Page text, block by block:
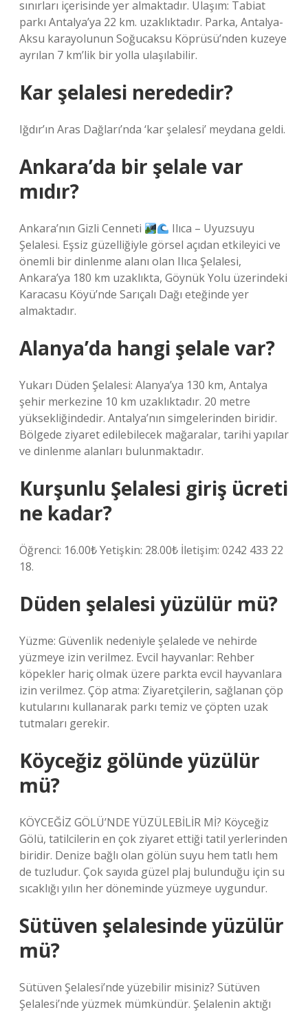
sınırları içerisinde yer almaktadır. Ulaşım: Tabiat
parkı Antalya’ya 22 km. uzaklıktadır. Parka, Antalya-
Aksu karayolunun Soğucaksu Köprüsü’nden kuzeye
ayrılan 7 km’lik bir yolla ulaşılabilir.
Kar şelalesi nerededir?
Iğdır’ın Aras Dağları’nda ‘kar şelalesi’ meydana geldi.
Ankara’da bir şelale var
mıdır?
Ankara’nın Gizli Cenneti
Ilıca – Uyuzsuyu
Şelalesi. Eşsiz güzelliğiyle görsel açıdan etkileyici ve
önemli bir dinlenme alanı olan Ilıca Şelalesi,
Ankara’ya 180 km uzaklıkta, Göynük Yolu üzerindeki
Karacasu Köyü’nde Sarıçalı Dağı eteğinde yer
almaktadır.
Alanya’da hangi şelale var?
Yukarı Düden Şelalesi: Alanya’ya 130 km, Antalya
şehir merkezine 10 km uzaklıktadır. 20 metre
yüksekliğindedir. Antalya’nın simgelerinden biridir.
Bölgede ziyaret edilebilecek mağaralar, tarihi yapılar
ve dinlenme alanları bulunmaktadır.
Kurşunlu Şelalesi giriş ücreti
ne kadar?
Öğrenci: 16.00₺ Yetişkin: 28.00₺ İletişim: 0242 433 22
18.
Düden şelalesi yüzülür mü?
Yüzme: Güvenlik nedeniyle şelalede ve nehirde
yüzmeye izin verilmez. Evcil hayvanlar: Rehber
köpekler hariç olmak üzere parkta evcil hayvanlara
izin verilmez. Çöp atma: Ziyaretçilerin, sağlanan çöp
kutularını kullanarak parkı temiz ve çöpten uzak
tutmaları gerekir.
Köyceğiz gölünde yüzülür
mü?
KÖYCEĞİZ GÖLÜ’NDE YÜZÜLEBİLİR Mİ? Köyceğiz
Gölü, tatilcilerin en çok ziyaret ettiği tatil yerlerinden
biridir. Denize bağlı olan gölün suyu hem tatlı hem
de tuzludur. Çok sayıda güzel plaj bulunduğu için su
sıcaklığı yılın her döneminde yüzmeye uygundur.
Sütüven şelalesinde yüzülür
mü?
Sütüven Şelalesi’nde yüzebilir misiniz? Sütüven
Şelalesi’nde yüzmek mümkündür. Şelalenin aktığı